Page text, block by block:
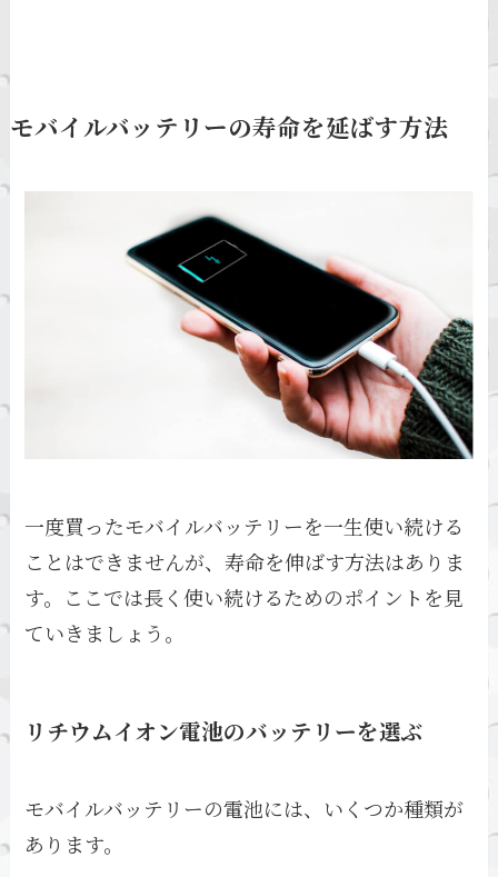
モバイルバッテリーの寿命を延ばす方法
一度買ったモバイルバッテリーを一生使い続ける
ことはできませんが、寿命を伸ばす方法はありま
す。ここでは長く使い続けるためのポイントを見
ていきましょう。
リチウムイオン電池のバッテリーを選ぶ
モバイルバッテリーの電池には、いくつか種類が
あります。